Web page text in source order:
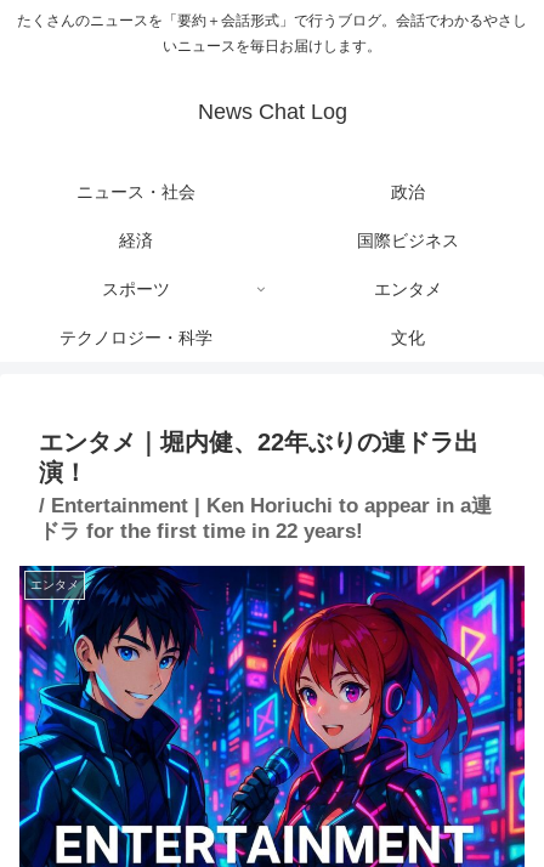
たくさんのニュースを「要約＋会話形式」で行うブログ。会話でわかるやさし
いニュースを毎日お届けします。
News Chat Log
ニュース・社会 政治
経済 国際ビジネス
スポーツ エンタメ
テクノロジー・科学 文化
エンタメ｜堀内健、22年ぶりの連ドラ出
演！
/ Entertainment | Ken Horiuchi to appear in a連
ドラ for the first time in 22 years!
エンタメ